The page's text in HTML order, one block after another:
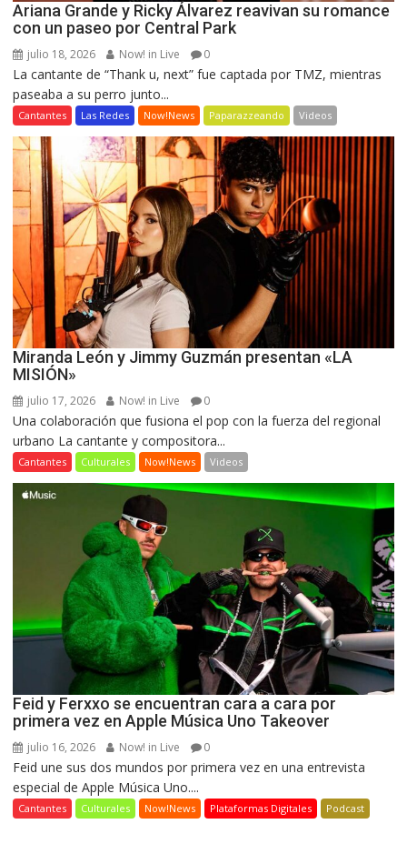
Ariana Grande y Ricky Álvarez reavivan su romance
con un paseo por Central Park
julio 18, 2026 Now! in Live 0
La cantante de “Thank u, next” fue captada por TMZ, mientras
paseaba a su perro junto...
Cantantes Las Redes Now!News Paparazzeando Videos
Miranda León y Jimmy Guzmán presentan «LA
MISIÓN»
julio 17, 2026 Now! in Live 0
Una colaboración que fusiona el pop con la fuerza del regional
urbano La cantante y compositora...
Cantantes Culturales Now!News Videos
Feid y Ferxxo se encuentran cara a cara por
primera vez en Apple Música Uno Takeover
julio 16, 2026 Now! in Live 0
Feid une sus dos mundos por primera vez en una entrevista
especial de Apple Música Uno....
Cantantes Culturales Now!News Plataformas Digitales Podcast